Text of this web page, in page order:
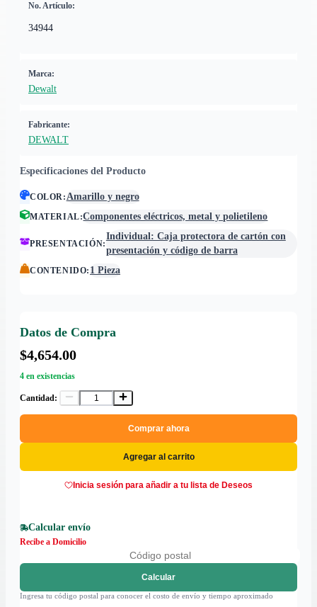
No. Artículo:
34944
Marca:
Dewalt
Fabricante:
DEWALT
Especificaciones del Producto
COLOR:Amarillo y negro
MATERIAL:Componentes eléctricos, metal y polietileno
PRESENTACIÓN:
Individual: Caja protectora de cartón con
presentación y código de barra
CONTENIDO: 1 Pieza
Datos de Compra
$4,654.00
4 en existencias
Cantidad:
Comprar ahora
Agregar al carrito
Inicia sesión para añadir a tu lista de Deseos
Calcular envío
Recibe a Domicilio
Calcular
Ingresa tu código postal para conocer el costo de envío y tiempo aproximado